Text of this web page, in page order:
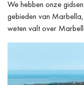
We hebben onze
gebieden van
weten valt over